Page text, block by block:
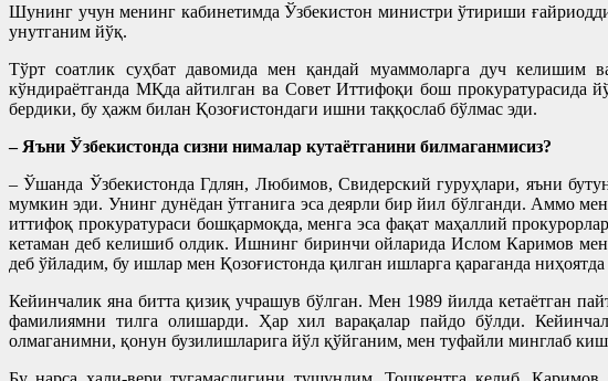
Шунинг учун менинг кабинетимда Ўзбекистон министри ўтириши
унутганим йўқ.
Тўрт соатлик суҳбат давомида мен қандай муаммоларга дуч келишим
кўндираётганда МҚда айтилган ва Совет Иттифоқи бош прокуратурасида
бердики, бу ҳажм билан Қозоғистондаги ишни таққослаб бўлмас эди.
– Яъни Ўзбекистонда сизни нималар кутаётганини билмаганмисиз?
– Ўшанда Ўзбекистонда Гдлян, Любимов, Свидерский гуруҳлари, яъни
мумкин эди. Унинг дунёдан ўтганига эса деярли бир йил бўлганди. Аммо
иттифоқ прокуратураси бошқармоқда, менга эса фақат маҳаллий
кетаман деб келишиб олдик. Ишнинг биринчи ойларида Ислом Каримов
деб ўйладим, бу ишлар мен Қозоғистонда қилган ишларга қараганда ниҳоятда
Кейинчалик яна битта қизиқ учрашув бўлган. Мен 1989 йилда кетаётган
фамилиямни тилга олишарди. Ҳар хил варақалар пайдо бўлди.
олмаганимни, қонун бузилишларига йўл қўйганим, мен туфайли минглаб